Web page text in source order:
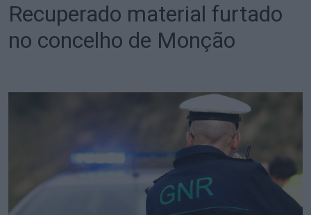
Recuperado material furtado
no concelho de Monção